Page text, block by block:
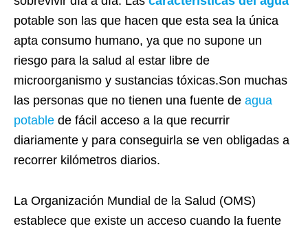
potable son las que hacen que esta sea la única
apta consumo humano, ya que no supone un
riesgo para la salud al estar libre de
microorganismo y sustancias tóxicas.Son muchas
las personas que no tienen una fuente de agua
potable de fácil acceso a la que recurrir
diariamente y para conseguirla se ven obligadas a
recorrer kilómetros diarios.
La Organización Mundial de la Salud (OMS)
establece que existe un acceso cuando la fuente